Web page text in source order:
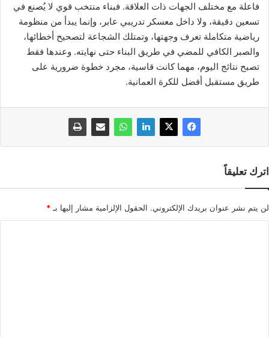
فاعلة مع مختلف الجهات ذات العلاقة. فبناء منتخب قوي لا يُصنع في
تسعين دقيقة، ولا داخل معسكر تدريبي عابر، وإنما يبدأ من منظومة
رياضية متكاملة تعرف وجهتها، وتمتلك الشجاعة لتصحيح أخطائها،
والصبر الكافي للمضي في طريق البناء حتى نهايته. وعندها فقط
تصبح نتائج اليوم، مهما كانت قاسية، مجرد خطوة ضرورية على
طريق مستقبل أفضل للكرة العمانية.
اترك تعليقاً
لن يتم نشر عنوان بريدك الإلكتروني. الحقول الإلزامية مشار إليها بـ *